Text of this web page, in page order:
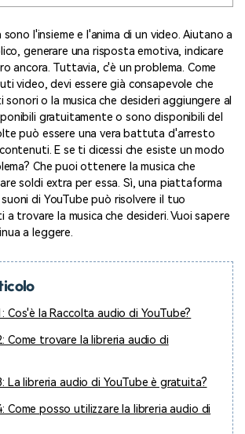
sono l'insieme e l'anima di un video. Aiutano a
generare una risposta emotiva, indicare
ancora. Tuttavia, c'è un problema. Come
video, devi essere già consapevole che
o la musica che desideri aggiungere al
gratuitamente o sono disponibili del
può essere una vera battuta d'arresto
E se ti dicessi che esiste un modo
Che puoi ottenere la musica che
soldi extra per essa. Sì, una piattaforma
di YouTube può risolvere il tuo
a trovare la musica che desideri. Vuoi sapere
a leggere.
Cos'è la Raccolta audio di YouTube?
Come trovare la libreria audio di
La libreria audio di YouTube è gratuita?
Come posso utilizzare la libreria audio di